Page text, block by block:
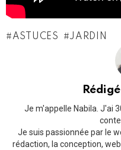
ASTUCES JARDIN
Je m'appelle Nabila. J'ai
Je suis passionnée par le
rédaction, la conception,